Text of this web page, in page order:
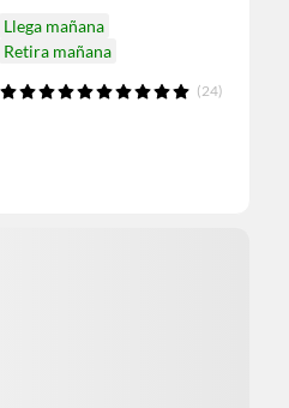
Llega mañana
Retira mañana
(24)